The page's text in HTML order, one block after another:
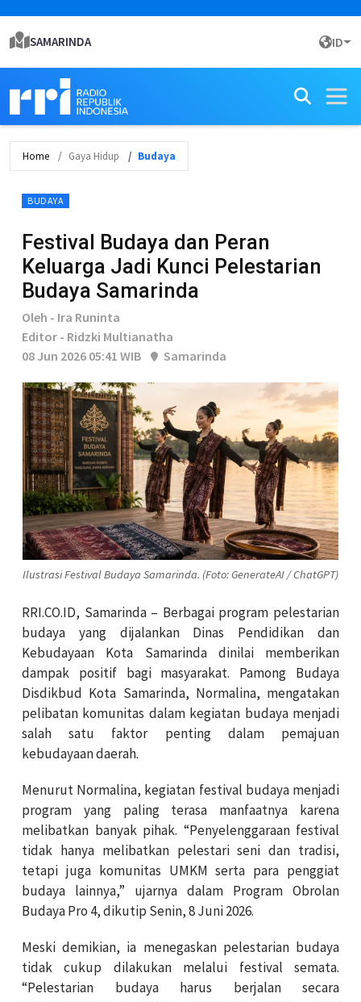
SAMARINDA ID
Home Gaya Hidup Budaya
BUDAYA
Festival Budaya dan Peran
Keluarga Jadi Kunci Pelestarian
Budaya Samarinda
Oleh - Ira Runinta
Editor - Ridzki Multianatha
08 Jun 2026 05:41 WIB
Samarinda
Ilustrasi Festival Budaya Samarinda. (Foto: GenerateAI / ChatGPT)
RRI.CO.ID, Samarinda – Berbagai program pelestarian
budaya yang dijalankan Dinas Pendidikan dan
Kebudayaan Kota Samarinda dinilai memberikan
dampak positif bagi masyarakat. Pamong Budaya
Disdikbud Kota Samarinda, Normalina, mengatakan
pelibatan komunitas dalam kegiatan budaya menjadi
salah satu faktor penting dalam pemajuan
kebudayaan daerah.
Menurut Normalina, kegiatan festival budaya menjadi
program yang paling terasa manfaatnya karena
melibatkan banyak pihak. “Penyelenggaraan festival
tidak hanya melibatkan pelestari seni dan tradisi,
tetapi juga komunitas UMKM serta para penggiat
budaya lainnya,” ujarnya dalam Program Obrolan
Budaya Pro 4, dikutip Senin, 8 Juni 2026.
Meski demikian, ia menegaskan pelestarian budaya
tidak cukup dilakukan melalui festival semata.
“Pelestarian budaya harus berjalan secara